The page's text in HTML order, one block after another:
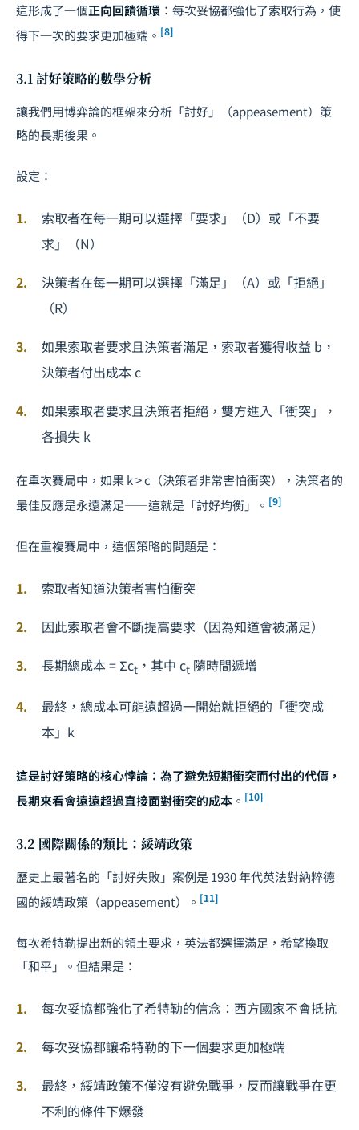
這形成了一個正向回饋循環 ：每次妥協都強化了索取行為，使
得下一次的要求更加極端。 [8]
3.1 討好策略的數學分析
讓我們用博弈論的框架來分析「討好」（appeasement）策
略的長期後果。
設定：
索取者在每一期可以選擇「要求」（D）或「不要
求」（N）
決策者在每一期可以選擇「滿足」（A）或「拒絕」
（R）
如果索取者要求且決策者滿足，索取者獲得收益 b ，
決策者付出成本c
如果索取者要求且決策者拒絕，雙方進入「衝突」，
各損失 k
在單次賽局中，如果 k>c （決策者非常害怕衝突），決策者的
最佳反應是永遠滿足——這就是「討好均衡」。 [9]
但在重複賽局中，這個策略的問題是：
索取者知道決策者害怕衝突
因此索取者會不斷提高要求（因為知道會被滿足）
長期總成本 = Σct ，其中 ct 隨時間遞增
最終，總成本可能遠超過一開始就拒絕的「衝突成
本」 k
這是討好策略的核心悖論：為了避免短期衝突而付出的代價，
長期來看會遠遠超過直接面對衝突的成本 。 [10]
3.2 國際關係的類比：綏靖政策
歷史上最著名的「討好失敗」案例是 1930 年代英法對納粹德
國的綏靖政策（appeasement）。 [11]
每次希特勒提出新的領土要求，英法都選擇滿足，希望換取
「和平」。但結果是：
每次妥協都強化了希特勒的信念：西方國家不會抵抗
每次妥協都讓希特勒的下一個要求更加極端
最終，綏靖政策不僅沒有避免戰爭，反而讓戰爭在更
不利的條件下爆發